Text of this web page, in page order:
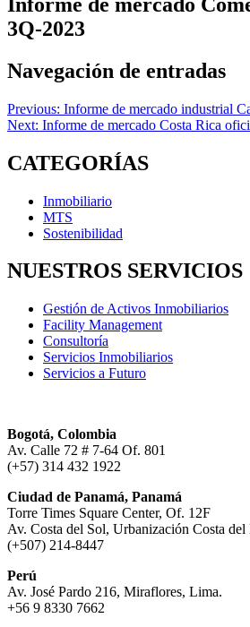
3Q-2023
Navegación de entradas
Previous: Informe de mercado industrial
Next: Informe de mercado Costa Rica
CATEGORÍAS
Inmobiliario
MTS
Sostenibilidad
NUESTROS SERVICIOS
Gestión de Activos Inmobiliarios
Facility Management
Consultoría
Servicios Inmobiliarios
Servicios a Futuro
Bogotá, Colombia
Av. Calle 72 # 7-64 Of. 801
(+57) 314 432 1922
Ciudad de Panamá, Panamá
Torre Times Square Center, Of. 12F
Av. Costa del Sol, Urbanización Costa del
(+507) 214-8447
Perú
Av. José Pardo 216, Miraflores, Lima.
+56 9 8330 7662